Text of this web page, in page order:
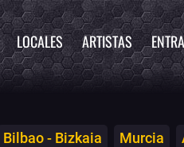
LOCALES ARTISTAS
Bilbao - Bizkaia Murcia